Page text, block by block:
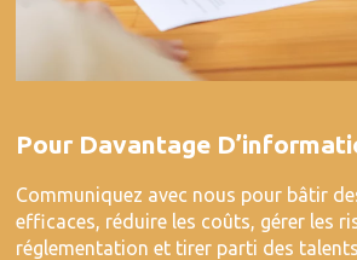
Pour Davantage
Communiquez avec nous pour bâtir
efficaces, réduire les coûts, gérer les
réglementation et tirer parti des